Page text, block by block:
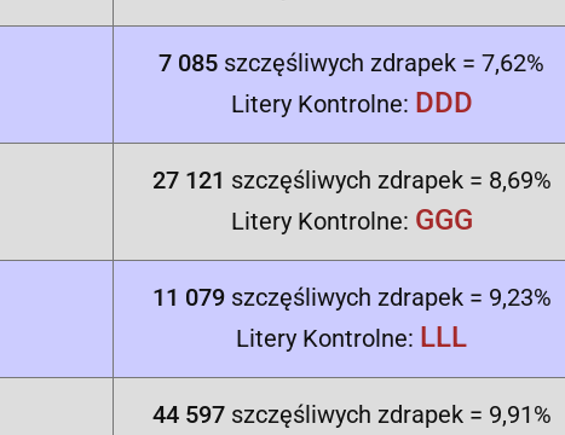
7 085 szczęśliwych zdrapek = 7,62%
Litery Kontrolne: DDD
27 121 szczęśliwych zdrapek = 8,69%
Litery Kontrolne: GGG
11 079szczęśliwych zdrapek = 9,23%
Litery Kontrolne: LLL
44 597szczęśliwych zdrapek = 9,91%